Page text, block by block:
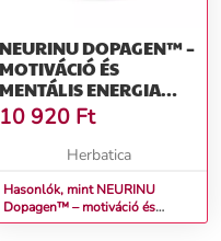
NEURINU DOPAGEN™ –
MOTIVÁCIÓ ÉS
MENTÁLIS ENERGIA
NŐKNEK – 50
KAPSZULA
10 920 Ft
Herbatica
Hasonlók, mint NEURINU
Dopagen™ – motiváció és
mentális energia nőknek – 50